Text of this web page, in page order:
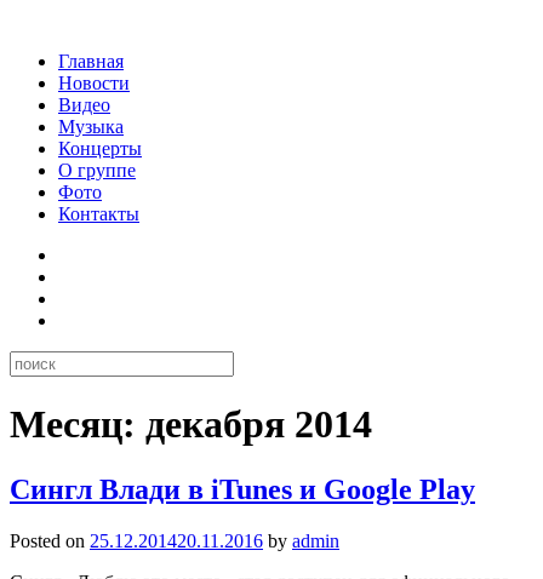
Главная
Новости
Видео
Музыка
Концерты
О группе
Фото
Контакты
Месяц: декабря 2014
Сингл Влади в iTunes и Google Play
Posted on 25.12.201420.11.2016 by admin